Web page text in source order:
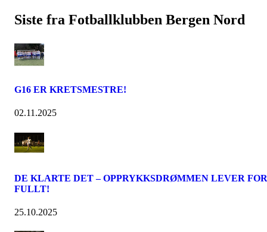
Siste fra Fotballklubben Bergen Nord
G16 ER KRETSMESTRE!
02.11.2025
DE KLARTE DET – OPPRYKKSDRØMMEN LEVER FOR
FULLT!
25.10.2025